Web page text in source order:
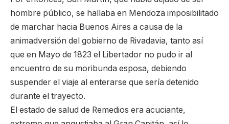
hombre público, se hallaba en Mendoza imposibilitado
de marchar hacia Buenos Aires a causa de la
animadversión del gobierno de Rivadavia, tanto así
que en Mayo de 1823 el Libertador no pudo ir al
encuentro de su moribunda esposa, debiendo
suspender el viaje al enterarse que sería detenido
durante el trayecto.
El estado de salud de Remedios era acuciante,